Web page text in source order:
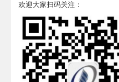
欢迎大家扫码关注：